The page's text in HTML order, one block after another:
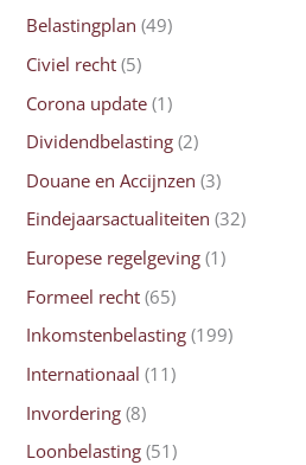
Belastingplan (49)
Civiel recht (5)
Corona update (1)
Dividendbelasting (2)
Douane en Accijnzen (3)
Eindejaarsactualiteiten (32)
Europese regelgeving (1)
Formeel recht (65)
Inkomstenbelasting (199)
Internationaal (11)
Invordering (8)
Loonbelasting (51)